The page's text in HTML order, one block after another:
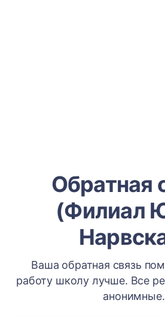
Обратная
(Филиал
Ваша обратная связь
работу школу лучше. Все
анонимные.